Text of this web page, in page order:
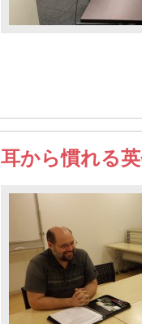
耳から慣れる英